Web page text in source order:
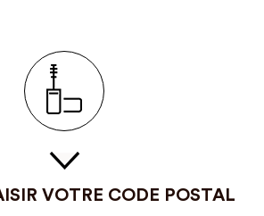
VOTRE CODE POSTAL